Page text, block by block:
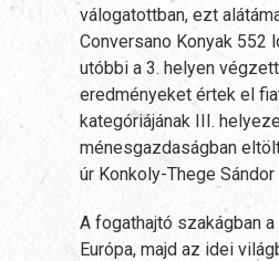
válogatottban, ezt
Conversano Konyak 552
utóbbi a 3. helyen
eredményeket értek el
kategóriájának III.
ménesgazdaságban
úr Konkoly-Thege
A fogathajtó szakágban
Európa, majd az idei